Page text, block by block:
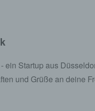
ein Startup aus
und Grüße an deine